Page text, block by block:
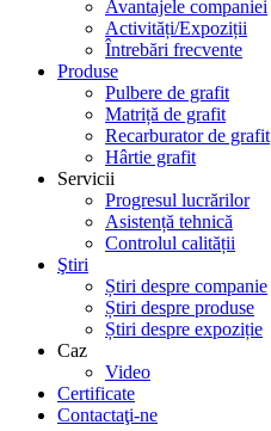
Avantajele companiei
Activități/Expoziții
Întrebări frecvente
Produse
Pulbere de grafit
Matriță de grafit
Recarburator de grafit
Hârtie grafit
Servicii
Progresul lucrărilor
Asistență tehnică
Controlul calității
Ştiri
Știri despre companie
Știri despre produse
Știri despre expoziție
Caz
Video
Certificate
Contactaţi-ne